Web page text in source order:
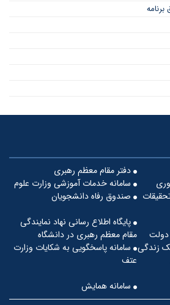
دفتر مقام معظم رهبری
سامانه خدمات آموزشی وزارت علوم
صندوق رفاه دانشجویان
پایگاه اطلاع رسانی نهاد نمایندگی
مقام معظم رهبری در دانشگاه
دولت
سامانه پاسخگویی به شکایات وزارت
عتف
زندگی
سامانه همایش